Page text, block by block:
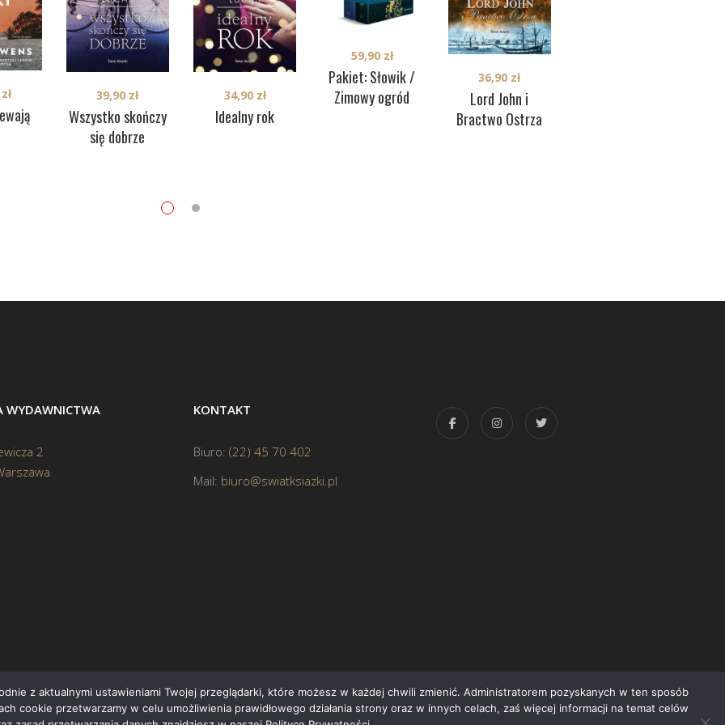
zł
Wszystko skończy
się dobrze
39,90 zł
Idealny rok
34,90 zł
Pakiet: Słowik /
Zimowy ogród
59,90 zł
Lord John i
Bractwo Ostrza
36,90 zł
WYDAWNICTWA
2
KONTAKT
Biuro: (22) 45 70 402
Mail: biuro@swiatksiazki.pl
z aktualnymi ustawieniami Twojej przeglądarki, które możesz w każdej chwili zmienić. Administratorem pozyskanych w ten sposób
cookie przetwarzamy w celu umożliwienia prawidłowego działania strony oraz w innych celach, zaś więcej informacji na temat celów